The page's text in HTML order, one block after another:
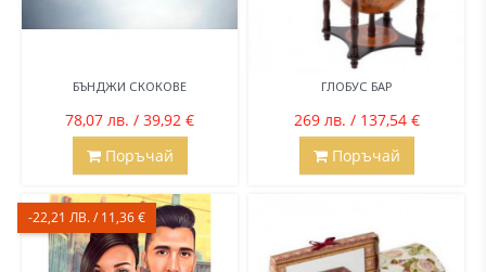
БЪНДЖИ СКОКОВЕ
78,07 лв. / 39,92 €
Поръчай
ГЛОБУС БАР
269 лв. / 137,54 €
Поръчай
-22,21 ЛВ. / 11,36 €